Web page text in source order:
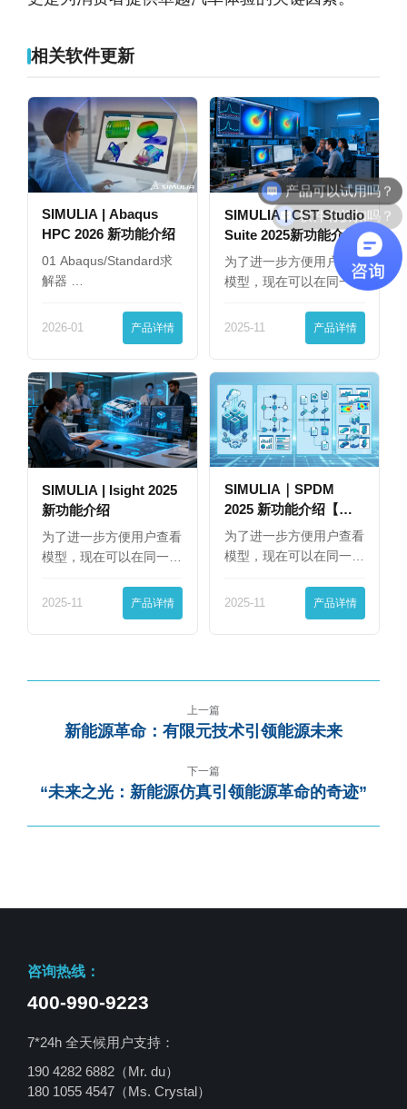
相关软件更新
SIMULIA | Abaqus
HPC 2026 新功能介绍
01 Abaqus/Standard求
解器 …
2026-01 产品详情
SIMULIA | CST Studio
Suite 2025新功能介绍
为了进一步方便用户查看
模型，现在可以在同一
2025-11 产品详情
SIMULIA | Isight 2025
新功能介绍
为了进一步方便用户查看
模型，现在可以在同一
2025-11 产品详情
SIMULIA｜SPDM
2025 新功能介绍【下
篇】
为了进一步方便用户查看
模型，现在可以在同一
2025-11 产品详情
上一篇
新能源革命：有限元技术引领能源未来
下一篇
“未来之光：新能源仿真引领能源革命的奇迹”
咨询热线：
400-990-9223
7*24h 全天候用户支持：
190 4282 6882（Mr. du）
180 1055 4547 （Ms. Crystal）
产品可以试用吗？
软件有折扣吗？